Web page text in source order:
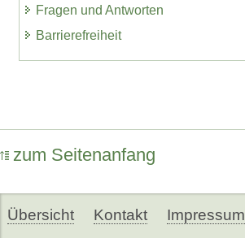
Fragen und Antworten
Barrierefreiheit
zum Seitenanfang
Übersicht Kontakt Impressum